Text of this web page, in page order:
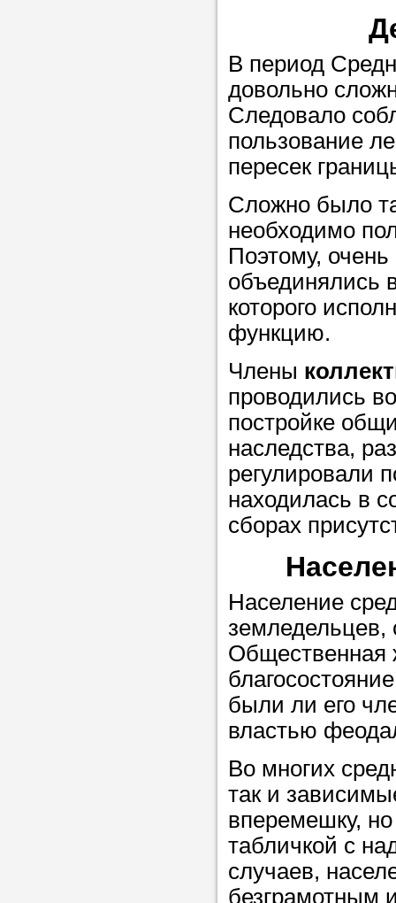
Мы
репетитора
Совет 2.
заявку на
то в поле
укажите как
чтобы мы
самого
репетитора.
Мы
в
советам,
репетитора
Совет 3.
студент-
хорошо
задачей. Он
цена ниже, и
найдет
учеником.
В период
довольно
Следовало
пользование
пересек
Сложно было
необходимо
Поэтому,
объединялись
которого
функцию.
Члены
проводились
постройке
наследства,
регулировали
находилась в
сборах
Население
земледельцев,
Общественная
были ли его
властью
Во многих
так и
вперемешку,
табличкой с
случаев,
безграмотным